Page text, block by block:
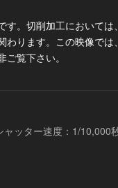
す。切削加工において
ります。この映像で
覧下さい。
ッター速度：1/10,000